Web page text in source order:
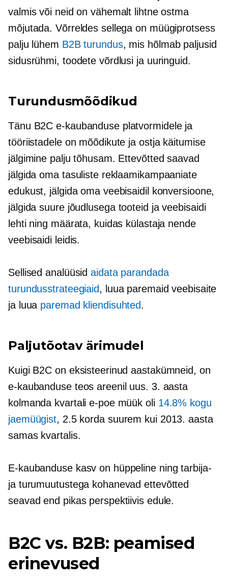
valmis või neid on vähemalt lihtne ostma
mõjutada. Võrreldes sellega on müügiprotsess
palju lühem B2B turundus, mis hõlmab paljusid
sidusrühmi, toodete võrdlusi ja uuringuid.
Turundusmõõdikud
Tänu B2C e-kaubanduse platvormidele ja
tööriistadele on mõõdikute ja ostja käitumise
jälgimine palju tõhusam. Ettevõtted saavad
jälgida oma tasuliste reklaamikampaaniate
edukust, jälgida oma veebisaidil konversioone,
jälgidasuure jõudlusegatooteid ja veebisaidi
lehti ning määrata, kuidas külastaja nende
veebisaidi leidis.
Sellised analüüsidaidata parandada
turundusstrateegiaid, luua paremaid veebisaite
ja luua paremad kliendisuhted.
Paljutõotav ärimudel
Kuigi B2C on eksisteerinud aastakümneid, on
e-kaubanduse teos areenil uus. 3. aasta
kolmanda kvartali e-poe müük oli 14.8% kogu
jaemüügist, 2.5 korda suurem kui 2013. aasta
samas kvartalis.
E-kaubanduse kasv on hüppeline ning tarbija-
ja turumuutustega kohanevad ettevõtted
seavad end pikas perspektiivis edule.
B2C vs. B2B: peamised
erinevused